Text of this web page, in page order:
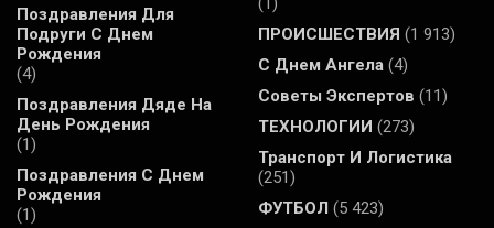
Поздравления Для
Подруги С Днем
Рождения
(4)
Поздравления Дяде На
День Рождения
(1)
Поздравления С Днем
Рождения
(1)
ПРОИСШЕСТВИЯ (1 913)
С Днем Ангела (4)
Советы Экспертов (11)
ТЕХНОЛОГИИ (273)
Транспорт И Логистика
(251)
ФУТБОЛ (5 423)